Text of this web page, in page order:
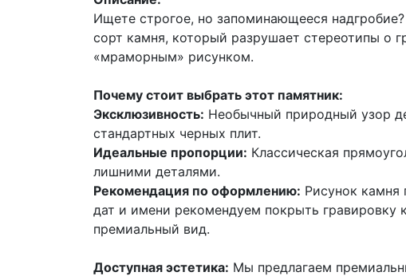
Ищете строгое, но запоминающееся
сорт камня, который разрушает стереотипы о
«мраморным» рисунком.
Почему стоит выбрать этот памятник:
Эксклюзивность: Необычный природный узор
стандартных черных плит.
Идеальные пропорции: Классическая
лишними деталями.
Рекомендация по оформлению: Рисунок камня
дат и имени рекомендуем покрыть гравировку
премиальный вид.
Доступная эстетика: Мы предлагаем